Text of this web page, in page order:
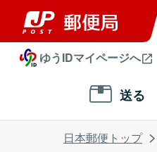
ゆうIDマイページへ
送る
日本郵便トップ